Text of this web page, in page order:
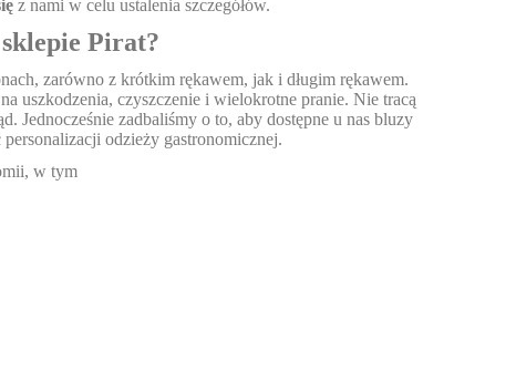
z nami w celu ustalenia szczegółów.
Pirat?
zarówno z krótkim rękawem, jak i długim rękawem.
uszkodzenia, czyszczenie i wielokrotne pranie. Nie tracą
Jednocześnie zadbaliśmy o to, aby dostępne u nas bluzy
odzieży gastronomicznej.
w tym